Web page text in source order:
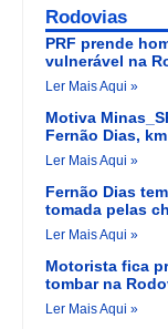
Rodovias
PRF prende
vulnerável na
Ler Mais Aqui »
Motiva
Fernão Dias,
Ler Mais Aqui »
Fernão Dias
tomada pelas
Ler Mais Aqui »
Motorista fica
tombar na
Ler Mais Aqui »